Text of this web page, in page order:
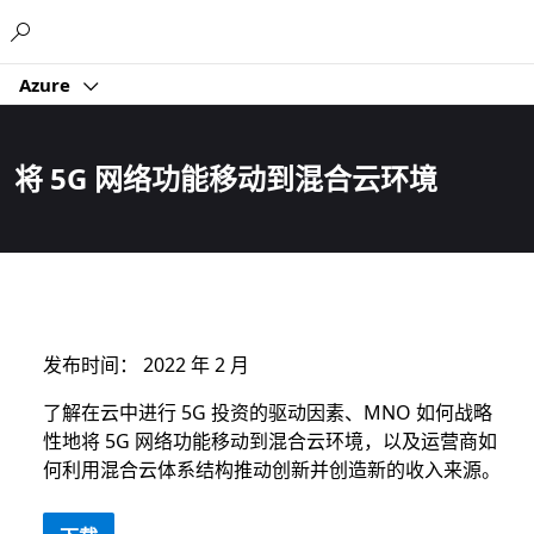
Azure
将 5G 网络功能移动到混合云环境
发布时间： 2022 年 2 月
了解在云中进行 5G 投资的驱动因素、MNO 如何战略
性地将 5G 网络功能移动到混合云环境，以及运营商如
何利用混合云体系结构推动创新并创造新的收入来源。